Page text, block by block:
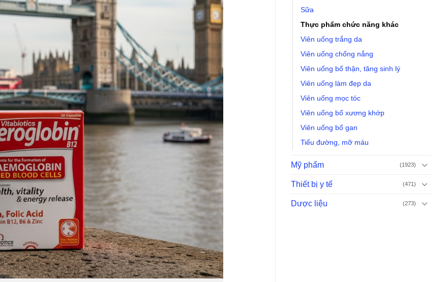
Sữa
Thực phẩm chức năng khác
Viên uống trắng da
Viên uống chống nắng
Viên uống bổ thận, tăng sinh lý
Viên uống làm đẹp da
Viên uống mọc tóc
Viên uống bổ xương khớp
Viên uống bổ gan
Tiểu đường, mỡ máu
Mỹ phẩm (1923)
Thiết bị y tế (471)
Dược liệu (273)